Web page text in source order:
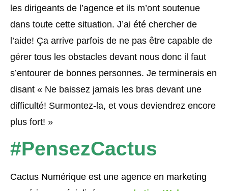
les dirigeants de l’agence et ils m’ont soutenue
dans toute cette situation. J’ai été chercher de
l’aide! Ça arrive parfois de ne pas être capable de
gérer tous les obstacles devant nous donc il faut
s’entourer de bonnes personnes. Je terminerais en
disant « Ne baissez jamais les bras devant une
difficulté! Surmontez-la, et vous deviendrez encore
plus fort! »
#PensezCactus
Cactus Numérique est une agence en marketing